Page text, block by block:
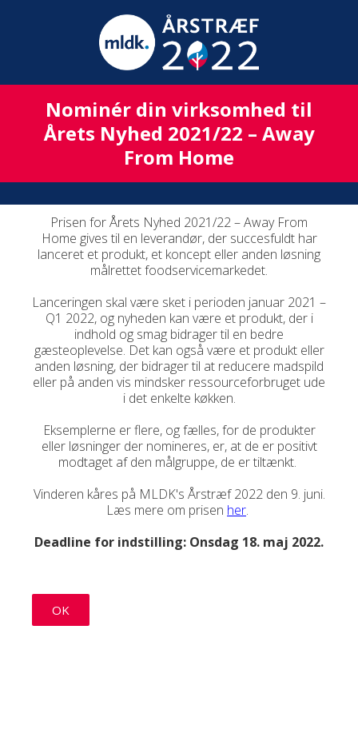
Nominér din virksomhed til
Årets Nyhed 2021/22 – Away
From Home
Prisen for Årets Nyhed 2021/22 – Away From
Home gives til en leverandør, der succesfuldt har
lanceret et produkt, et koncept eller anden løsning
målrettet foodservicemarkedet.
Lanceringen skal være sket i perioden januar 2021 –
Q1 2022, og nyheden kan være et produkt, der i
indhold og smag bidrager til en bedre
gæsteoplevelse. Det kan også være et produkt eller
anden løsning, der bidrager til at reducere madspild
eller på anden vis mindsker ressourceforbruget ude
i det enkelte køkken.
Eksemplerne er flere, og fælles, for de produkter
eller løsninger der nomineres, er, at de er positivt
modtaget af den målgruppe, de er tiltænkt.
Vinderen kåres på MLDK's Årstræf 2022 den 9. juni.
Læs mere om prisen her.
Deadline for indstilling: Onsdag 18. maj 2022.
OK